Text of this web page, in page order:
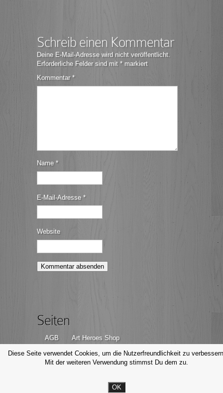
Schreib einen Kommentar
Deine E-Mail-Adresse wird nicht veröffentlicht.
Erforderliche Felder sind mit * markiert
Kommentar*
Name *
E-Mail-Adresse *
Website
Seiten
AGB
Art Heroes Shop
Datenschutzerklärung
Disclaimer
Impressum
Kontakt
Diese Seite verwendet Cookies, um die Nutzerfreundlichkeit zu
Mit der weiteren Verwendung stimmst Du dem zu.
OK